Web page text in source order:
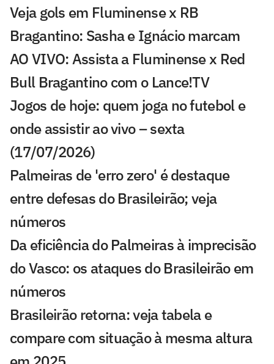
Veja gols em Fluminense x RB
Bragantino: Sasha e Ignácio marcam
AO VIVO: Assista a Fluminense x Red
Bull Bragantino com o Lance!TV
Jogos de hoje: quem joga no futebol e
onde assistir ao vivo – sexta
(17/07/2026)
Palmeiras de 'erro zero' é destaque
entre defesas do Brasileirão; veja
números
Da eficiência do Palmeiras à imprecisão
do Vasco: os ataques do Brasileirão em
números
Brasileirão retorna: veja tabela e
compare com situação à mesma altura